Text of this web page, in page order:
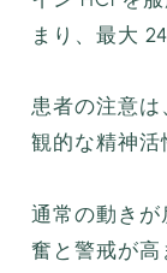
まり、最大
患者の注意
観的な精神活
通常の動き
奮と警戒が高